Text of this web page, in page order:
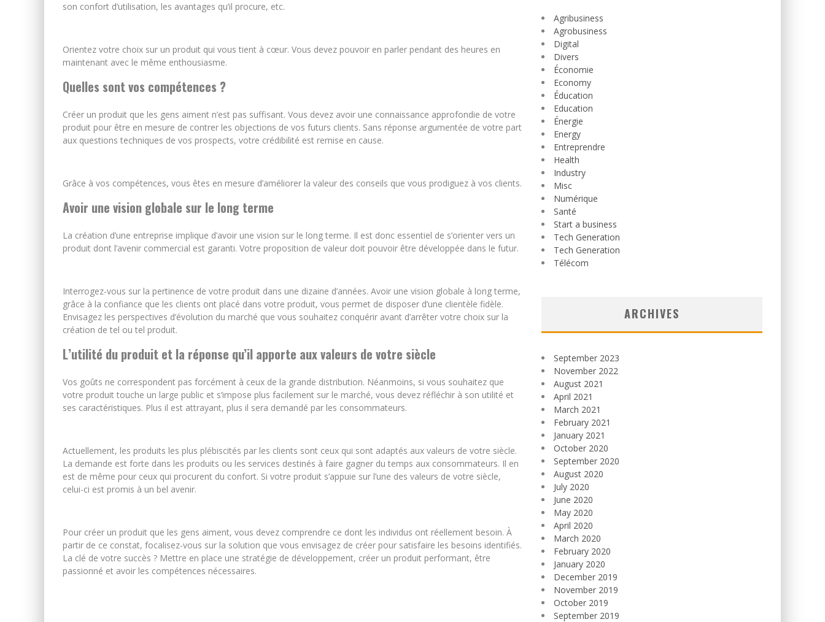
son confort d’utilisation, les avantages qu’il procure, etc.
Orientez votre choix sur un produit qui vous tient à cœur. Vous devez pouvoir en parler pendant des heures en
maintenant avec le même enthousiasme.
Quelles sont vos compétences ?
Créer un produit que les gens aiment n’est pas suffisant. Vous devez avoir une connaissance approfondie de votre
produit pour être en mesure de contrer les objections de vos futurs clients. Sans réponse argumentée de votre part
aux questions techniques de vos prospects, votre crédibilité est remise en cause.
Grâce à vos compétences, vous êtes en mesure d’améliorer la valeur des conseils que vous prodiguez à vos clients.
Avoir une vision globale sur le long terme
La création d’une entreprise implique d’avoir une vision sur le long terme. Il est donc essentiel de s’orienter vers un
produit dont l’avenir commercial est garanti. Votre proposition de valeur doit pouvoir être développée dans le futur.
Interrogez-vous sur la pertinence de votre produit dans une dizaine d’années. Avoir une vision globale à long terme,
grâce à la confiance que les clients ont placé dans votre produit, vous permet de disposer d’une clientèle fidèle.
Envisagez les perspectives d’évolution du marché que vous souhaitez conquérir avant d’arrêter votre choix sur la
création de tel ou tel produit.
L’utilité du produit et la réponse qu’il apporte aux valeurs de votre siècle
Vos goûts ne correspondent pas forcément à ceux de la grande distribution. Néanmoins, si vous souhaitez que
votre produit touche un large public et s’impose plus facilement sur le marché, vous devez réfléchir à son utilité et
ses caractéristiques. Plus il est attrayant, plus il sera demandé par les consommateurs.
Actuellement, les produits les plus plébiscités par les clients sont ceux qui sont adaptés aux valeurs de votre siècle.
La demande est forte dans les produits ou les services destinés à faire gagner du temps aux consommateurs. Il en
est de même pour ceux qui procurent du confort. Si votre produit s’appuie sur l’une des valeurs de votre siècle,
celui-ci est promis à un bel avenir.
Pour créer un produit que les gens aiment, vous devez comprendre ce dont les individus ont réellement besoin. À
partir de ce constat, focalisez-vous sur la solution que vous envisagez de créer pour satisfaire les besoins identifiés.
La clé de votre succès ? Mettre en place une stratégie de développement, créer un produit performant, être
passionné et avoir les compétences nécessaires.
Agribusiness
Agrobusiness
Digital
Divers
Économie
Economy
Éducation
Education
Énergie
Energy
Entreprendre
Health
Industry
Misc
Numérique
Santé
Start a business
Tech Generation
Tech Generation
Télécom
ARCHIVES
September 2023
November 2022
August 2021
April 2021
March 2021
February 2021
January 2021
October 2020
September 2020
August 2020
July 2020
June 2020
May 2020
April 2020
March 2020
February 2020
January 2020
December 2019
November 2019
October 2019
September 2019